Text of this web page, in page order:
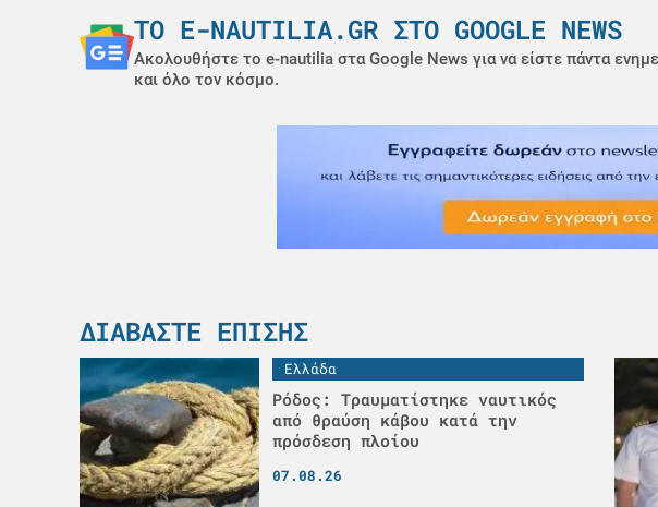
ΤΟ E-NAUTILIA.GR ΣΤΟ GOOGLE NEWS
Ακολουθήστε το e-nautilia στα Google News για να είστε πάντα
και όλο τον κόσμο.
ΔΙΑΒΆΣΤΕ ΕΠΊΣΗΣ
Ελλάδα
Ρόδος: Τραυματίστηκε ναυτικός
από θραύση κάβου κατά την
πρόσδεση πλοίου
07.08.26